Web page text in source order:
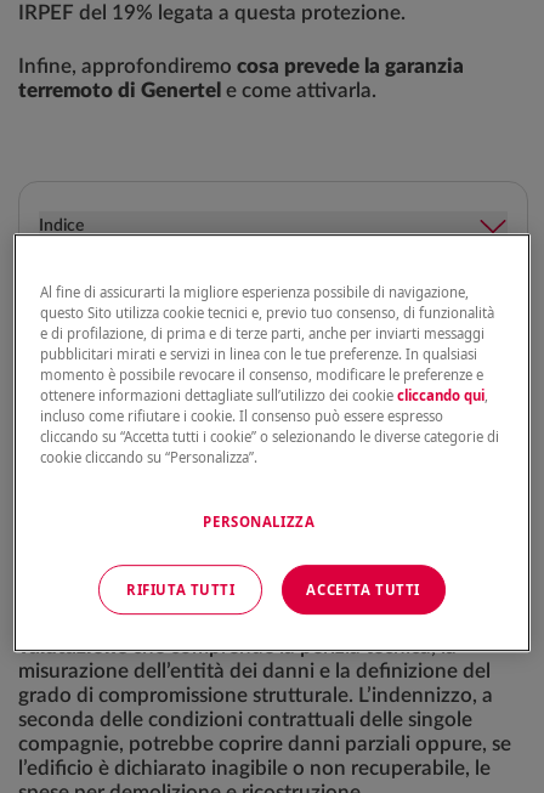
IRPEF del 19% legata a questa protezione.
Infine, approfondiremo cosa prevede la garanzia
terremoto di Genertel e come attivarla.
Indice
Copertura terremoto: cos’è e come
funziona per l’immobile
Lacopertura terremoto è solitamente unagaranzia
accessoria chesi può includere nell’assicurazione casa
polizza, la compagnia assicurativa interviene
nei casi più gravi, di ricostruzione dell’edificio.
In caso di terremoto, viene avviata unaprocedura di
valutazioneche comprende la perizia tecnica, la
misurazione dell’entità dei danni e la definizione del
grado di compromissione strutturale. L’indennizzo, a
seconda delle condizioni contrattuali delle singole
compagnie, potrebbe coprire danni parziali oppure, se
l’edificio è dichiarato inagibile o non recuperabile, le
Al fine di assicurarti la migliore esperienza possibile di navigazione,
questo Sito utilizza cookie tecnici e, previo tuo consenso, di funzionalità
e di profilazione, di prima e di terze parti, anche per inviarti messaggi
pubblicitari mirati e servizi in linea con le tue preferenze. In qualsiasi
momento è possibile revocare il consenso, modificare le preferenze e
ottenere informazioni dettagliate sull’utilizzo dei cookiecliccando qui,
incluso come rifiutare i cookie. Il consenso può essere espresso
cliccando su “Accetta tutti i cookie” o selezionando le diverse categorie di
cookie cliccando su “Personalizza”.
PERSONALIZZA
RIFIUTA TUTTI ACCETTA TUTTI